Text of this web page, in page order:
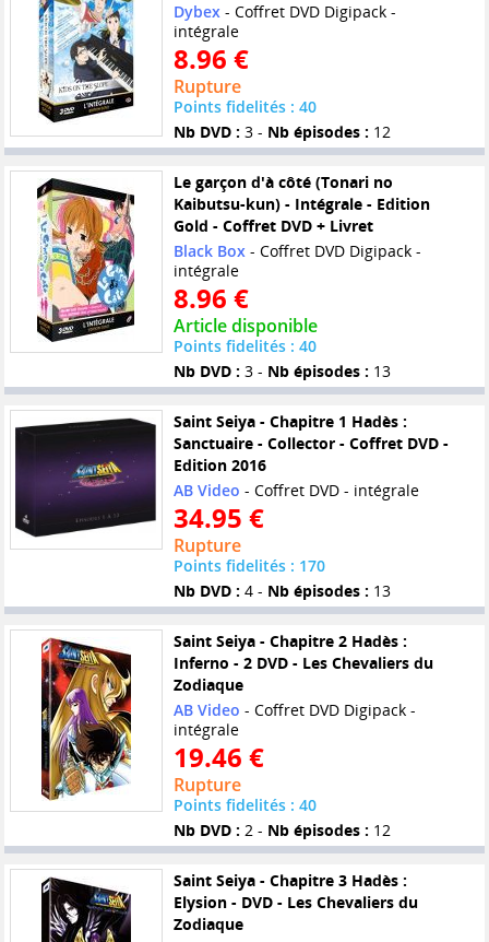
Dybex- Coffret DVD Digipack -
intégrale
8.96 €
Rupture
Points fidelités : 40
Nb DVD : 3 - Nb épisodes : 12
Le garçon d'à côté (Tonari no
Kaibutsu-kun) - Intégrale - Edition
Gold - Coffret DVD + Livret
Black Box- Coffret DVD Digipack -
intégrale
8.96 €
Article disponible
Points fidelités : 40
Nb DVD : 3 - Nb épisodes : 13
Saint Seiya - Chapitre 1 Hadès :
Sanctuaire - Collector - Coffret DVD -
Edition 2016
AB Video - Coffret DVD - intégrale
34.95 €
Rupture
Points fidelités : 170
Nb DVD : 4 - Nb épisodes : 13
Saint Seiya - Chapitre 2 Hadès :
Inferno - 2 DVD - Les Chevaliers du
Zodiaque
AB Video - Coffret DVD Digipack -
intégrale
19.46 €
Rupture
Points fidelités : 40
Nb DVD : 2 - Nb épisodes : 12
Saint Seiya - Chapitre 3 Hadès :
Elysion - DVD - Les Chevaliers du
Zodiaque